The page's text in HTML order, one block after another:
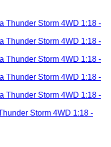
Storm 4WD 1:18 -